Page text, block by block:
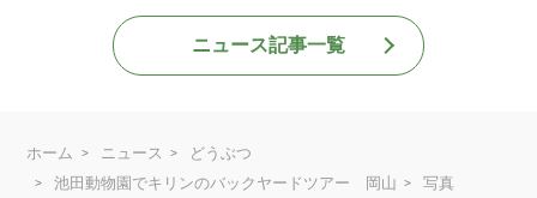
ニュース記事一覧
ホーム ニュース
どうぶつ
池田動物園でキリンのバックヤードツアー 岡山
写真